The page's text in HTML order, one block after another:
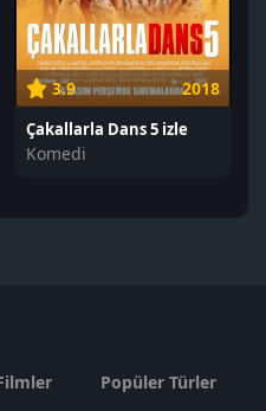
3.9 2018
Çakallarla Dans 5 izle
Komedi
Popüler Türler